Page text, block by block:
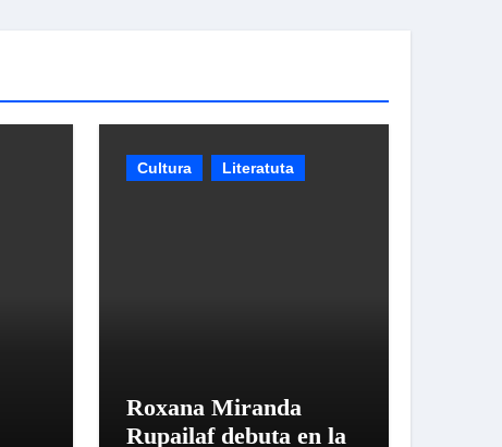
Cultura Literatuta
Roxana Miranda
Rupailaf debuta en la